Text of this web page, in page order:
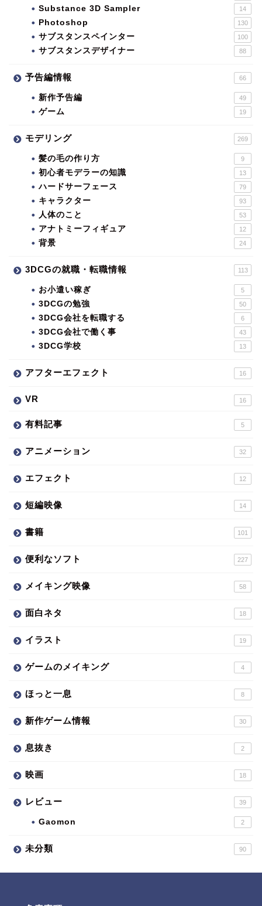
Substance 3D Sampler 14
Photoshop 130
サブスタンスペインター 100
サブスタンスデザイナー 88
予告編情報 66
新作予告編 49
ゲーム 19
モデリング 269
髪の毛の作り方 9
初心者モデラーの知識 13
ハードサーフェース 79
キャラクター 93
人体のこと 53
アナトミーフィギュア 12
背景 24
3DCGの就職・転職情報 113
お小遣い稼ぎ 5
3DCGの勉強 50
3DCG会社を転職する 6
3DCG会社で働く事 43
3DCG学校 13
アフターエフェクト 16
VR 16
有料記事 5
アニメーション 32
エフェクト 12
短編映像 14
書籍 101
便利なソフト 227
メイキング映像 58
面白ネタ 18
イラスト 19
ゲームのメイキング 4
ほっと一息 8
新作ゲーム情報 30
息抜き 2
映画 18
レビュー 39
Gaomon 2
未分類 90